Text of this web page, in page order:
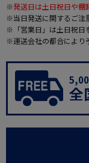
※発送日は土日祝日や棚
※当日発送に関するご注
※「営業日」は土日祝日
※運送会社の都合により
全